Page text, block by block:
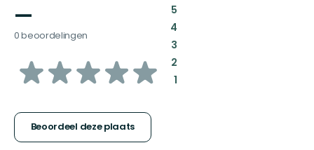
—
0 beoordelingen
van
sterren
Beoordeel deze plaats
5:
4:
3:
2:
1: